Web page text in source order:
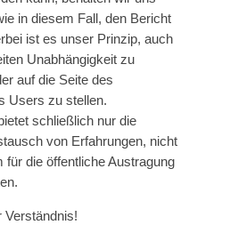
in diesem Fall, den Bericht
ist es unser Prinzip, auch
Unabhängigkeit zu
auf die Seite des
Users zu stellen.
schließlich nur die
von Erfahrungen, nicht
für die öffentliche Austragung
Verständnis!